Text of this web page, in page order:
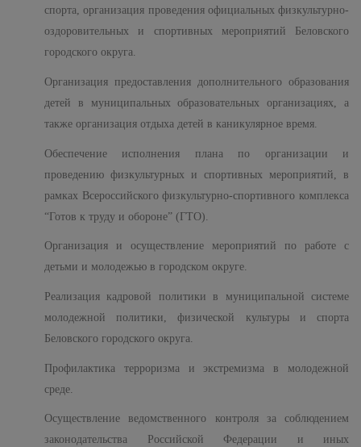
спорта, организация проведения официальных физкультурно-
оздоровительных и спортивных мероприятий Беловского
городского округа.
Организация предоставления дополнительного образования
детей в муниципальных образовательных организациях, а
также организация отдыха детей в каникулярное время.
Обеспечение исполнения плана по организации и
проведению физкультурных и спортивных мероприятий, в
рамках Всероссийского физкультурно-спортивного комплекса
“Готов к труду и обороне” (ГТО).
Организация и осуществление мероприятий по работе с
детьми и молодежью в городском округе.
Реализация кадровой политики в муниципальной системе
молодежной политики, физической культуры и спорта
Беловского городского округа.
Профилактика терроризма и экстремизма в молодежной
среде.
Осуществление ведомственного контроля за соблюдением
законодательства Российской Федерации и иных